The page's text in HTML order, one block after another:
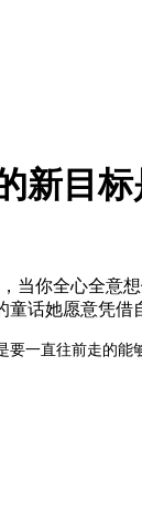
新目标
当你全心全意
话她愿意凭借
一直往前走的